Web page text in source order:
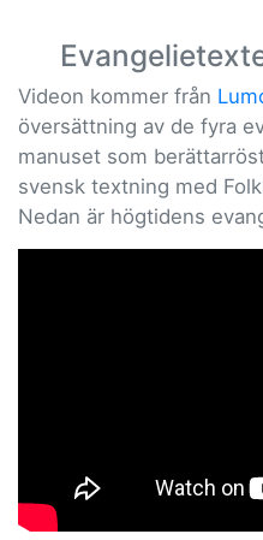
Videon kommer från
översättning av de fyra
manuset som
svensk textning med
Nedan är högtidens